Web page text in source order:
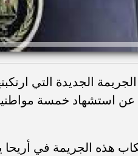
الجديدة التي
استشهاد خمسة
هذه الجريمة في أريحا